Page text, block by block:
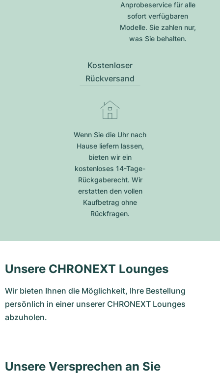
Anprobeservice für alle
sofort verfügbaren
Modelle. Sie zahlen nur,
was Sie behalten.
Kostenloser
Rückversand
Wenn Sie die Uhr nach
Hause liefern lassen,
bieten wir ein
kostenloses 14-Tage-
Rückgaberecht. Wir
erstatten den vollen
Kaufbetrag ohne
Rückfragen.
Unsere CHRONEXT Lounges
Wir bieten Ihnen die Möglichkeit, Ihre Bestellung
persönlich in einer unserer CHRONEXT Lounges
abzuholen.
Unsere Versprechen an Sie